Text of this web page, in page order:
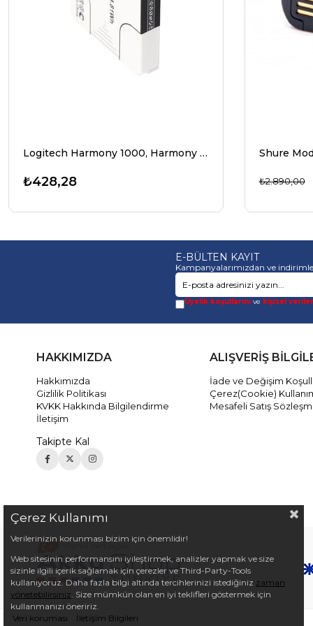
Logitech Harmony 1000, Harmony 1100, Squeezebox için uygun pil
₺428,28 ₺2.890,00
E-BÜLTEN KAYIT
Kampanyalarımızdan ve
Üyelik koşullarını ve kişisel
HAKKIMIZDA
Hakkımızda
Gizlilik Politikası
KVKK Hakkında Bilgilendirme
İletişim
Takipte Kal
ALIŞVERİŞ
İade ve Değişim
Çerez(Cookie)
Mesafeli Satış
Çerez Kullanımı
Verilerinizin korunması bizim için önemlidir!
Web sitesinin performansını iyileştirmek, analizler yapmak ve size
sizinle ilgili içerik sağlamak için çerezler ve Third-Party-Tools
kullanıyoruz. Daha fazla bilgi altında tercihlerinizi istediğiniz zaman
yönetebilirsiniz. Size mümkün olan en iyi teklifleri göstermek için
kullanmanızı öneririz.
Veri koruması
İletişim Bilgileri